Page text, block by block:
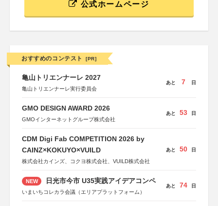
公式ホームページ
おすすめのコンテスト [PR]
亀山トリエンナーレ 2027
亀山トリエンナーレ実行委員会
あと 7 日
GMO DESIGN AWARD 2026
GMOインターネットグループ株式会社
あと 53 日
CDM Digi Fab COMPETITION 2026 by
CAINZ×KOKUYO×VUILD
株式会社カインズ、コクヨ株式会社、VUILD株式会社
あと 50 日
NEW 日光市今市 U35実践アイデアコンペ
いまいちコレカラ会議（エリアプラットフォーム）
あと 74 日